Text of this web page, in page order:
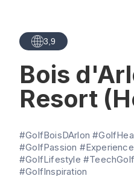
3,9
Bois
Resort
#GolfBoisDArlon
#GolfPassion
#GolfLifestyle
#GolfInspiration